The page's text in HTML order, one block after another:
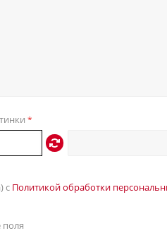
*
с Политикой обработки
поля